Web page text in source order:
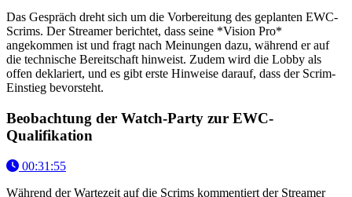
Das Gespräch dreht sich um die Vorbereitung des geplanten EWC-
Scrims. Der Streamer berichtet, dass seine *Vision Pro*
angekommen ist und fragt nach Meinungen dazu, während er auf
die technische Bereitschaft hinweist. Zudem wird die Lobby als
offen deklariert, und es gibt erste Hinweise darauf, dass der Scrim-
Einstieg bevorsteht.
Beobachtung der Watch-Party zur EWC-
Qualifikation
00:31:55
Während der Wartezeit auf die Scrims kommentiert der Streamer